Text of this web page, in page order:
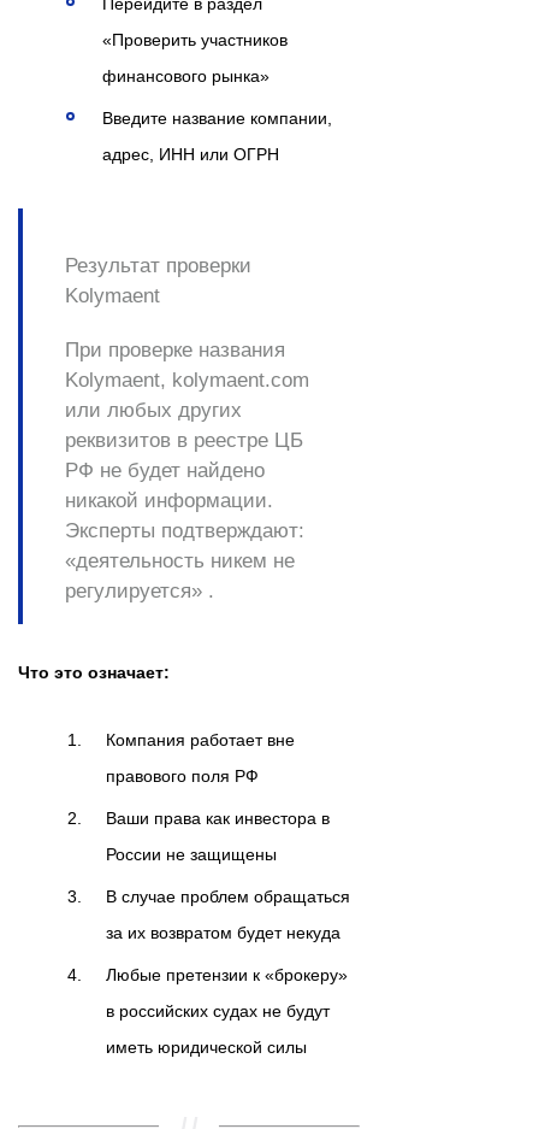
«Проверить участников
финансового рынка»
Введите название компании,
адрес, ИНН или ОГРН
Результат проверки
Kolymaent
При проверке названия
Kolymaent, kolymaent.com
или любых других
реквизитов в реестре ЦБ
РФ не будет найдено
никакой информации.
Эксперты подтверждают:
«деятельность никем не
регулируется» .
Что это означает:
Компания работает вне
правового поля РФ
Ваши права как инвестора в
России не защищены
В случае проблем обращаться
за их возвратом будет некуда
Любые претензии к «брокеру»
в российских судах не будут
иметь юридической силы